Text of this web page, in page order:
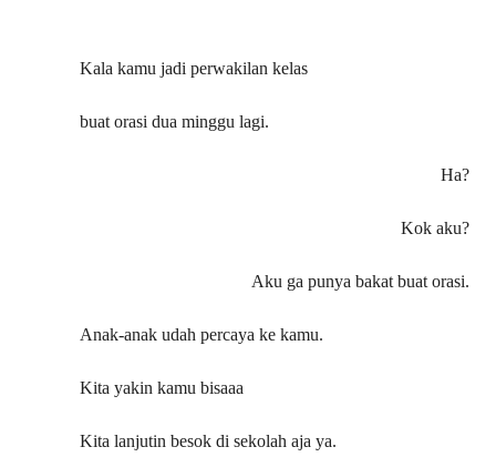
Kala kamu jadi perwakilan kelas
buat orasi dua minggu lagi.
Ha?
Kok aku?
Aku ga punya bakat buat orasi.
Anak-anak udah percaya ke kamu.
Kita yakin kamu bisaaa
Kita lanjutin besok di sekolah aja ya.